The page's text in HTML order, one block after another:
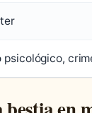
psicológico,